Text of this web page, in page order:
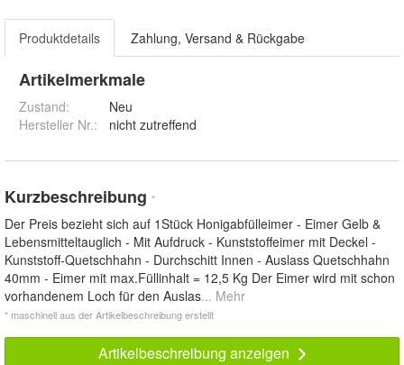
Produktdetails Zahlung, Versand & Rückgabe
Artikelmerkmale
Zustand:
Neu
Hersteller Nr.:
nicht zutreffend
Kurzbeschreibung *
Der Preis bezieht sich auf 1Stück Honigabfülleimer - Eimer Gelb &
Lebensmitteltauglich - Mit Aufdruck - Kunststoffeimer mit Deckel -
Kunststoff-Quetschhahn - Durchschitt Innen - Auslass Quetschhahn
40mm - Eimer mit max.Füllinhalt = 12,5 Kg Der Eimer wird mit schon
vorhandenem Loch für den Auslas... Mehr
* maschinell aus der Artikelbeschreibung erstellt
Artikelbeschreibung anzeigen